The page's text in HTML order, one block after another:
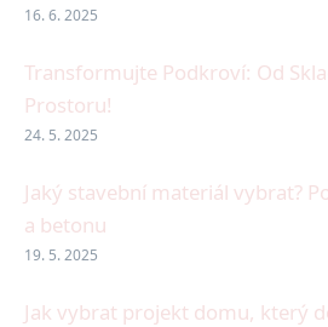
16. 6. 2025
Transformujte Podkroví: Od
Prostoru!
24. 5. 2025
Jaký stavební materiál vybrat?
a betonu
19. 5. 2025
Jak vybrat projekt domu, který